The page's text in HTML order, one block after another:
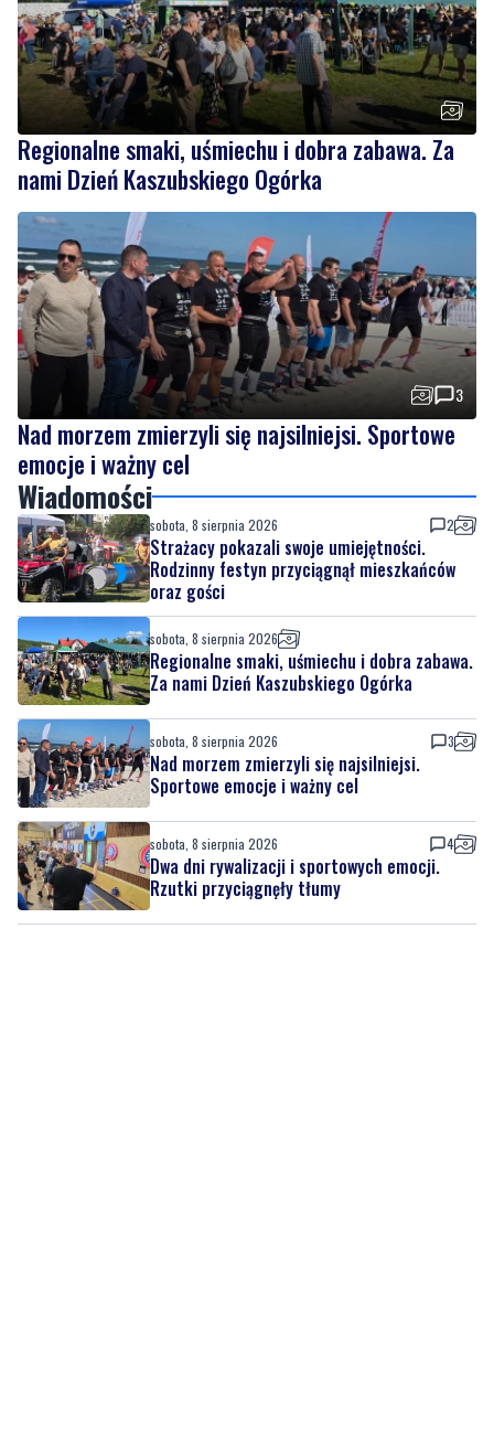
Regionalne smaki, uśmiechu i dobra zabawa. Za
nami Dzień Kaszubskiego Ogórka
3
Nad morzem zmierzyli się najsilniejsi. Sportowe
emocje i ważny cel
Wiadomości
sobota, 8 sierpnia 2026 2
Strażacy pokazali swoje umiejętności.
Rodzinny festyn przyciągnął mieszkańców
oraz gości
sobota, 8 sierpnia 2026
Regionalne smaki, uśmiechu i dobra zabawa.
Za nami Dzień Kaszubskiego Ogórka
sobota, 8 sierpnia 2026 3
Nad morzem zmierzyli się najsilniejsi.
Sportowe emocje i ważny cel
sobota, 8 sierpnia 2026 4
Dwa dni rywalizacji i sportowych emocji.
Rzutki przyciągnęły tłumy